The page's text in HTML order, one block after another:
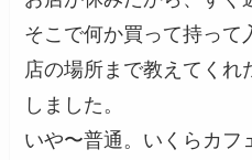
そこで何か買って持って
店の場所まで教えてくれ
しました。
いや〜普通。いくらカフ